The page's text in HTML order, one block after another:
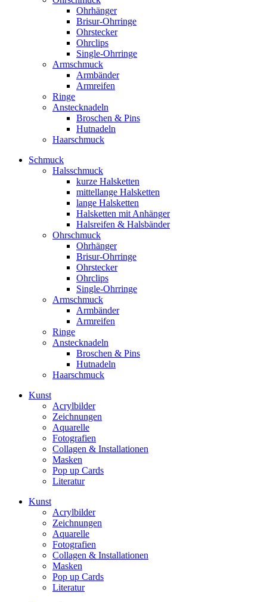
Ohrhänger
Brisur-Ohrringe
Ohrstecker
Ohrclips
Single-Ohrringe
Armschmuck
Armbänder
Armreifen
Ringe
Anstecknadeln
Broschen & Pins
Hutnadeln
Haarschmuck
Schmuck
Halsschmuck
kurze Halsketten
mittellange Halsketten
lange Halsketten
Halsketten mit Anhänger
Halsreifen & Halsbänder
Ohrschmuck
Ohrhänger
Brisur-Ohrringe
Ohrstecker
Ohrclips
Single-Ohrringe
Armschmuck
Armbänder
Armreifen
Ringe
Anstecknadeln
Broschen & Pins
Hutnadeln
Haarschmuck
Kunst
Acrylbilder
Zeichnungen
Aquarelle
Fotografien
Collagen & Installationen
Masken
Pop up Cards
Literatur
Kunst
Acrylbilder
Zeichnungen
Aquarelle
Fotografien
Collagen & Installationen
Masken
Pop up Cards
Literatur